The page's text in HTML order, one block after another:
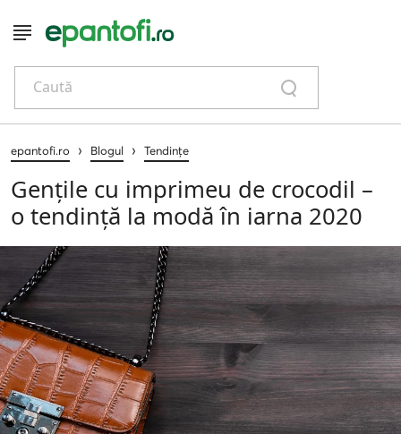
Caută
epantofi.ro › Blogul › Tendințe
Gențile cu imprimeu de crocodil –
o tendință la modă în iarna 2020